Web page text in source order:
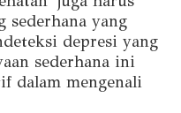
yang
depresi yang
sederhana ini
dalam mengenali